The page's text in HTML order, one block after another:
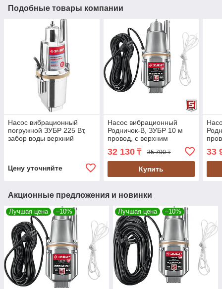
Подобные товары компании
Насос вибрационный
погружной ЗУБР 225 Вт,
забор воды верхний
Цену уточняйте
Насос вибрационный
Родничок-В, ЗУБР 10 м
провод, с верхним
забором воды, серия
"Мастер" (НВВ-10)
32 130₸ 35 700 ₸
Купить
33
Акционные предложения и новинки
Лучшая цена –10% Лучшая цена –10%